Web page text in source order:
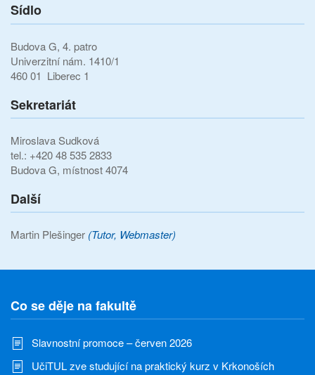
Sídlo
Budova G, 4. patro
Univerzitní nám. 1410/1
460 01 Liberec 1
Sekretariát
Miroslava Sudková
tel.: +420 48 535 2833
Budova G, místnost 4074
Další
Martin Plešinger (Tutor, Webmaster)
Co se děje na fakultě
Slavnostní promoce – červen 2026
UčiTUL zve studující na praktický kurz v Krkonoších